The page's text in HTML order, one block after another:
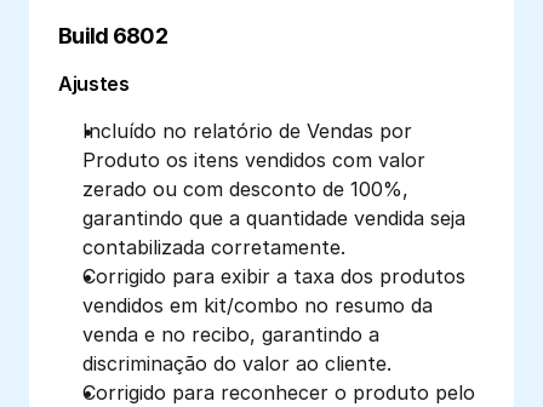
Build 6802
Ajustes
Incluído no relatório de Vendas por
Produto os itens vendidos com valor
zerado ou com desconto de 100%,
garantindo que a quantidade vendida seja
contabilizada corretamente.
Corrigido para exibir a taxa dos produtos
vendidos em kit/combo no resumo da
venda e no recibo, garantindo a
discriminação do valor ao cliente.
Corrigido para reconhecer o produto pelo